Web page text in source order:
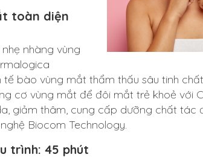
toàn diện
nhàng vùng
bào vùng mắt thẩm thấu sâu tinh
cơ vùng mắt để đôi mắt trẻ khoẻ với
giảm thâm, cung cấp dưỡng chất
Biocom Technology.
trình: 45 phút